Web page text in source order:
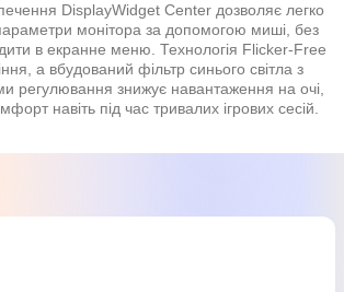
DisplayWidget Center дозволяє легко
монітора за допомогою миші, без
в екранне меню. Технологія Flicker-Free
а вбудований фільтр синього світла з
регулювання знижує навантаження на очі,
навіть під час тривалих ігрових сесій.